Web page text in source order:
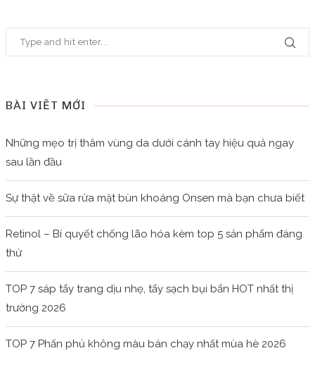
BÀI VIẾT MỚI
Những mẹo trị thâm vùng da dưới cánh tay hiệu quả ngay
sau lần đầu
Sự thật về sữa rửa mặt bùn khoáng Onsen mà bạn chưa biết
Retinol – Bí quyết chống lão hóa kèm top 5 sản phẩm đáng
thử
TOP 7 sáp tẩy trang dịu nhẹ, tẩy sạch bụi bẩn HOT nhất thị
trường 2026
TOP 7 Phấn phủ không màu bán chạy nhất mùa hè 2026